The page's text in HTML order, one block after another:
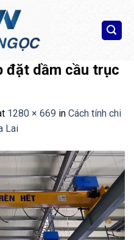
đặt dầm cầu trục
1280 × 669 in Cách tính chi
Lai